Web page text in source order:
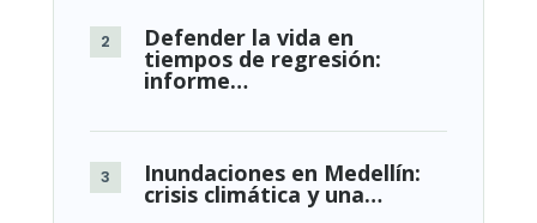
Defender la vida en
tiempos de regresión:
informe…
Inundaciones en Medellín:
crisis climática y una…